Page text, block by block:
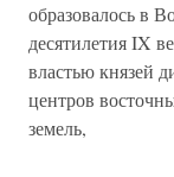
образовалось в
десятилетия IX
властью князей
центров
земель,